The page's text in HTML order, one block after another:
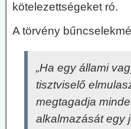
kötelezettségeket ró.
A törvény
„Ha egy állami
tisztviselő
megtagadja
alkalmazását egy